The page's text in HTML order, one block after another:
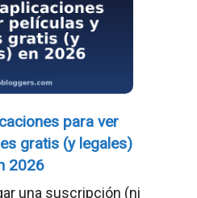
para ver
gratis (y legales)
2026
una suscripción (ni